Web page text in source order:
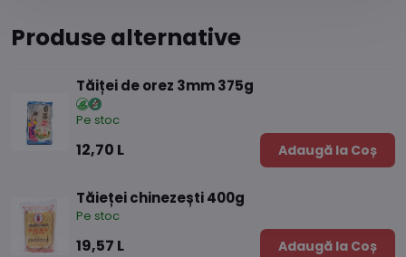
Produse alternative
Tăiței de orez 3mm 375g
Pe stoc
12,70 L Adaugă la Coș
Tăieței chinezești 400g
Pe stoc
19,57 L Adaugă la Coș